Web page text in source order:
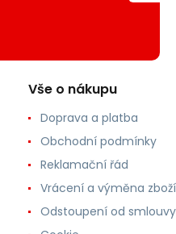
Vše o nákupu
Doprava a platba
Obchodní podmínky
Reklamační řád
Vrácení a výměna zboží
Odstoupení od smlouvy